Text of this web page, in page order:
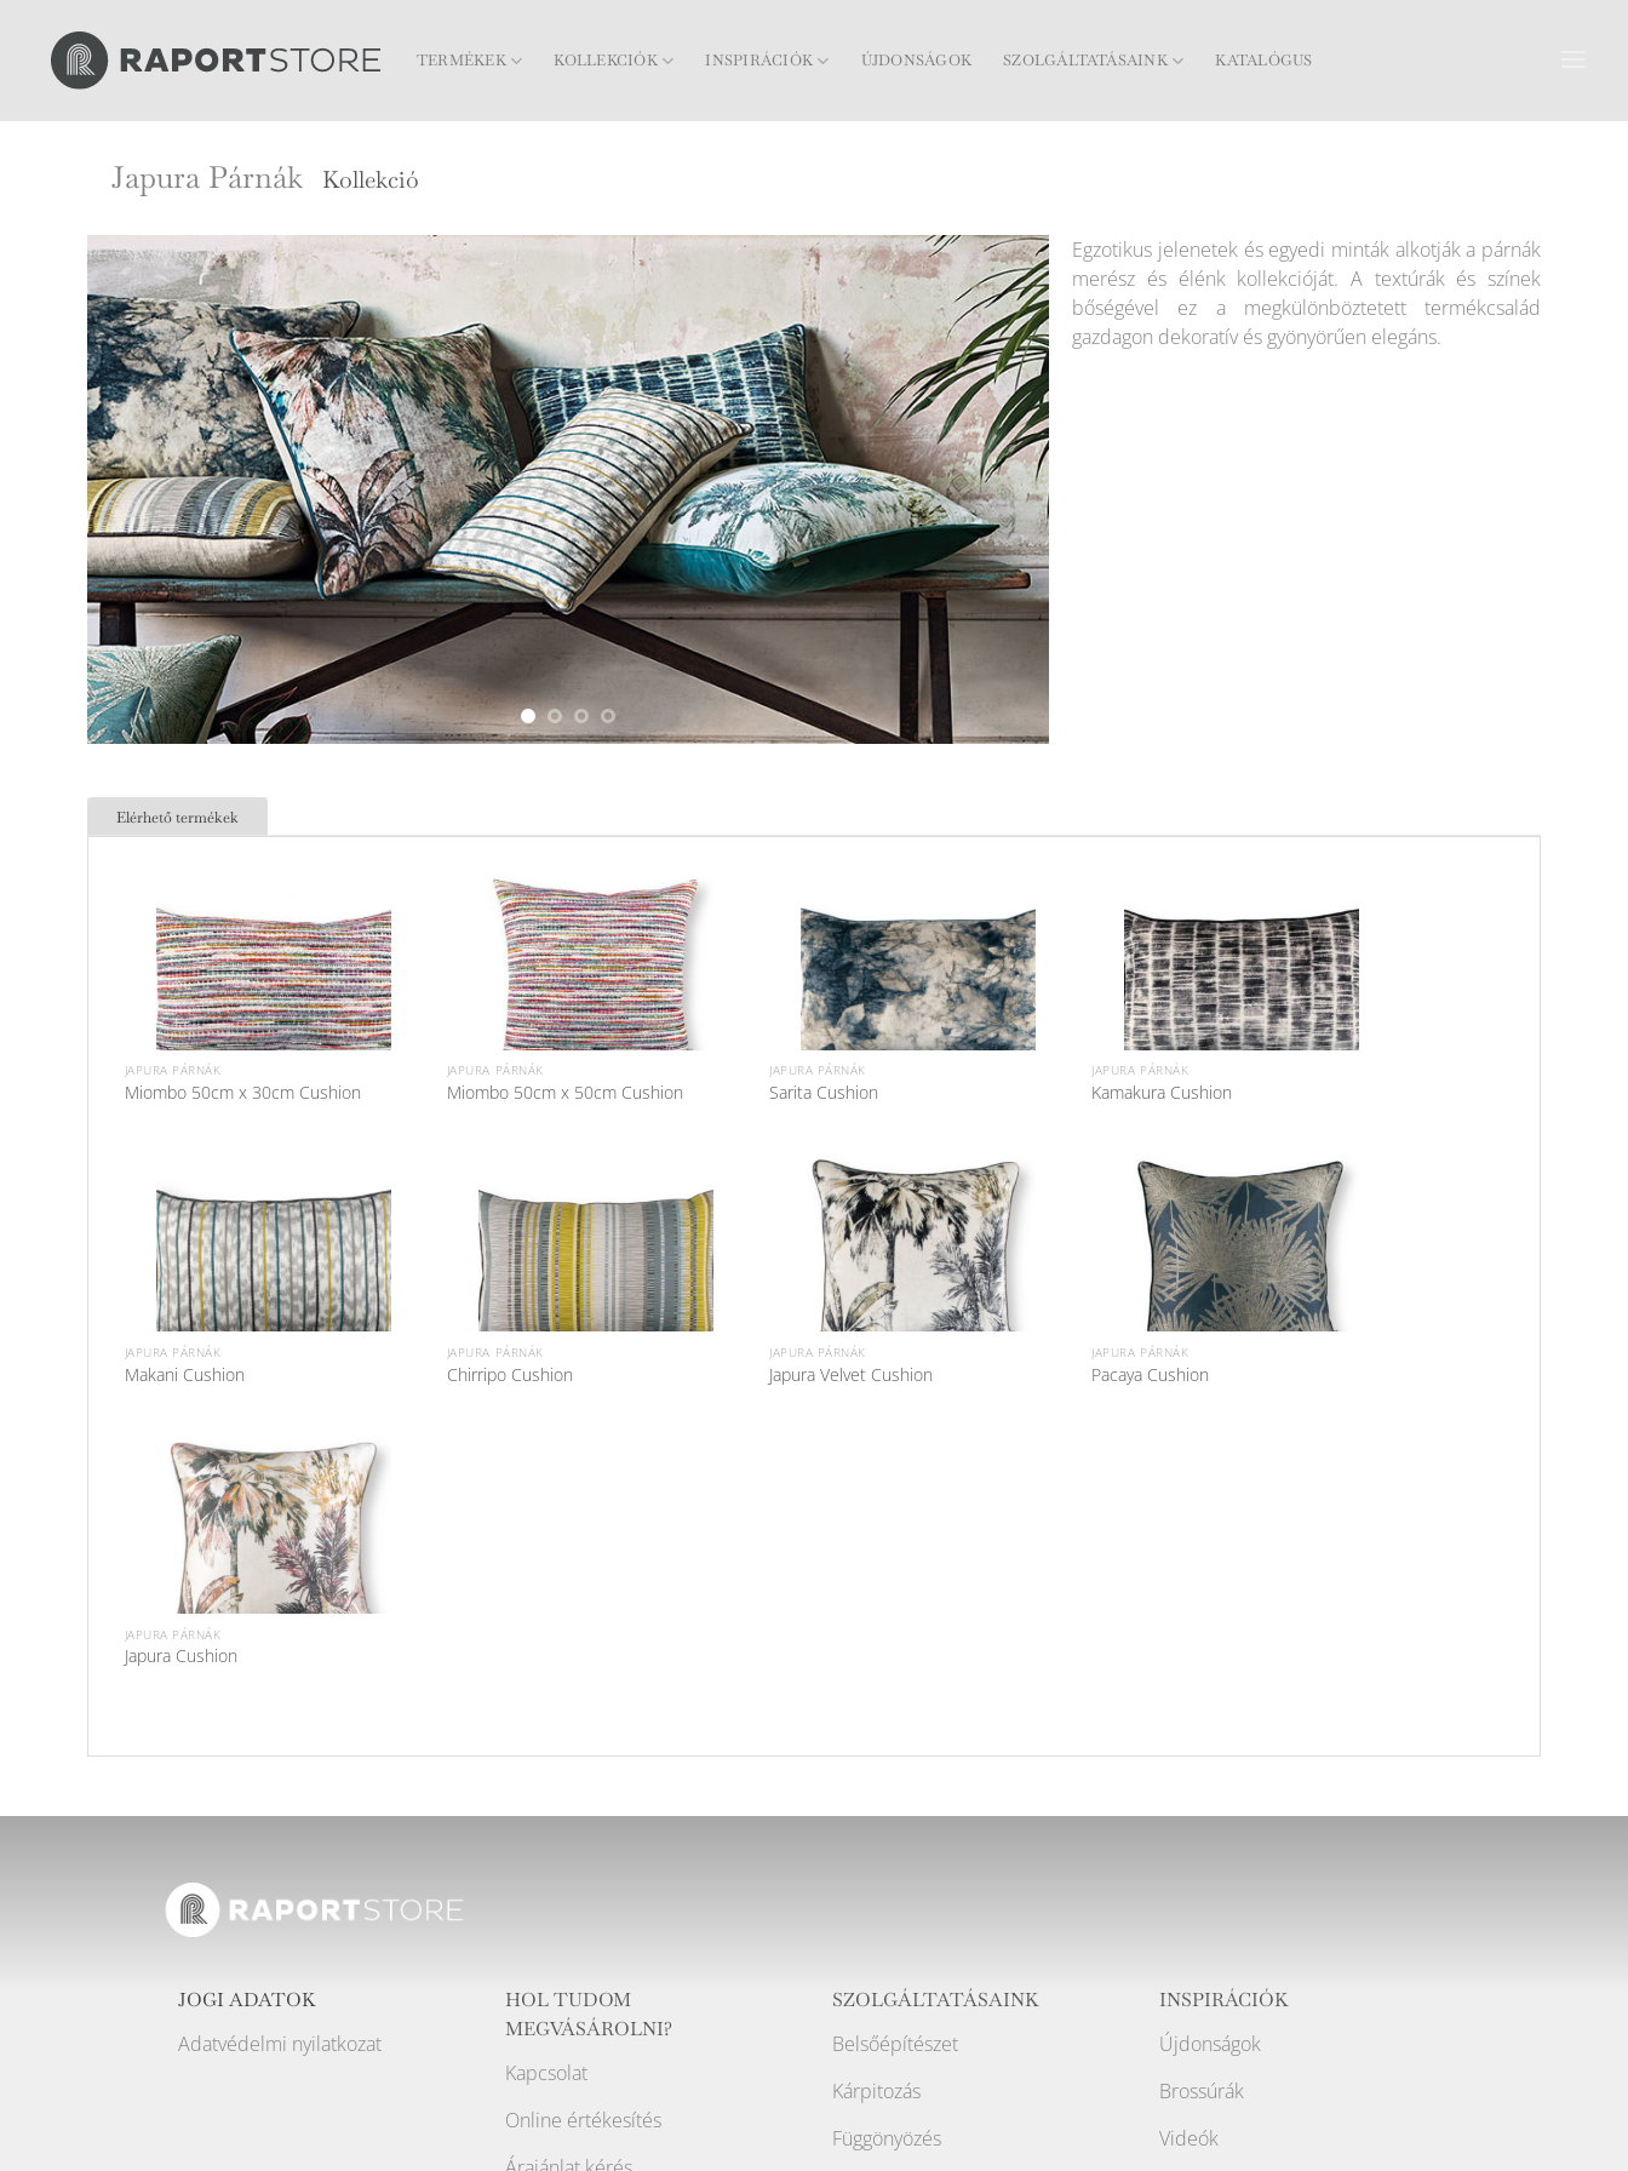
content
TERMÉKEK KOLLEKCIÓK INSPIRÁCIÓK ÚJDONSÁGOK SZOLGÁLTATÁSAINK KATALÓGUS
Japura Párnák Kollekció
Egzotikus jelenetek és egyedi minták alkotják a párnák
merész és élénk kollekcióját. A textúrák és színek
bőségével ez a megkülönböztetett termékcsalád
gazdagon dekoratív és gyönyörűen elegáns.
Elérhető termékek
JAPURA PÁRNÁK
Miombo 50cm x 30cm Cushion
JAPURA PÁRNÁK
Miombo 50cm x 50cm Cushion
JAPURA PÁRNÁK
Sarita Cushion
JAPURA PÁRNÁK
Kamakura Cushion
JAPURA PÁRNÁK
Makani Cushion
JAPURA PÁRNÁK
Chirripo Cushion
JAPURA PÁRNÁK
Japura Velvet Cushion
JAPURA PÁRNÁK
Pacaya Cushion
JAPURA PÁRNÁK
Japura Cushion
JOGI ADATOK
Adatvédelmi nyilatkozat
HOL TUDOM
MEGVÁSÁROLNI?
Kapcsolat
Online értékesítés
SZOLGÁLTATÁSAINK
Belsőépítészet
Kárpitozás
Függönyözés
INSPIRÁCIÓK
Újdonságok
Brossúrák
Videók